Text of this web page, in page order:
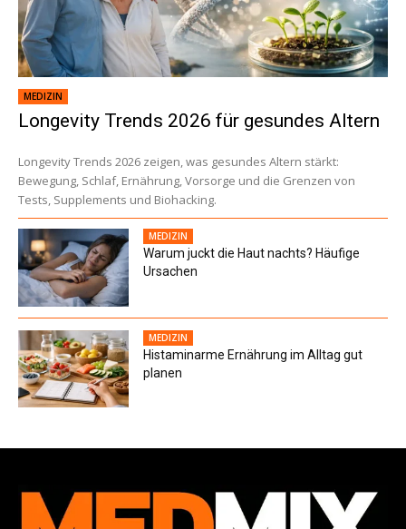
MEDIZIN
Longevity Trends 2026 für gesundes Altern
Longevity Trends 2026 zeigen, was gesundes Altern stärkt:
Bewegung, Schlaf, Ernährung, Vorsorge und die Grenzen von
Tests, Supplements und Biohacking.
MEDIZIN
Warum juckt die Haut nachts? Häufige
Ursachen
MEDIZIN
Histaminarme Ernährung im Alltag gut
planen